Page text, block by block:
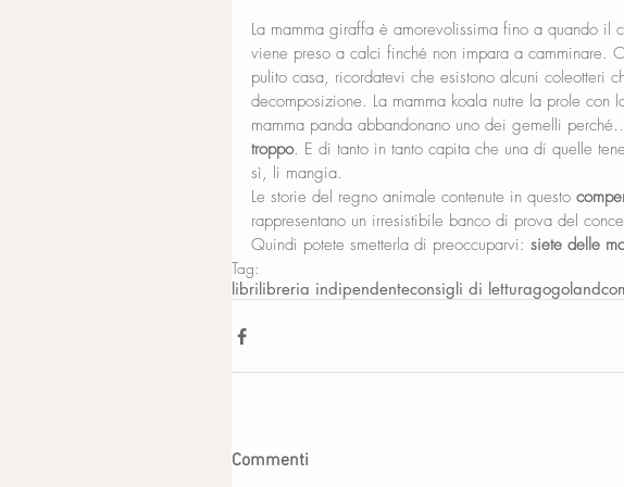
La mamma giraffa è amorevolissima fino a quando il
viene preso a calci finché non impara a camminare.
pulito casa, ricordatevi che esistono alcuni coleotteri
decomposizione. La mamma koala nutre la prole
mamma panda abbandonano uno dei gemelli
troppo. E di tanto in tanto capita che una di quelle
sì, li mangia.
Le storie del regno animale contenute in questo
rappresentano un irresistibile banco di prova del
Quindi potete smetterla di preoccuparvi: siete delle
Tag:
librilibreria indipendenteconsigli di lettura
Commenti